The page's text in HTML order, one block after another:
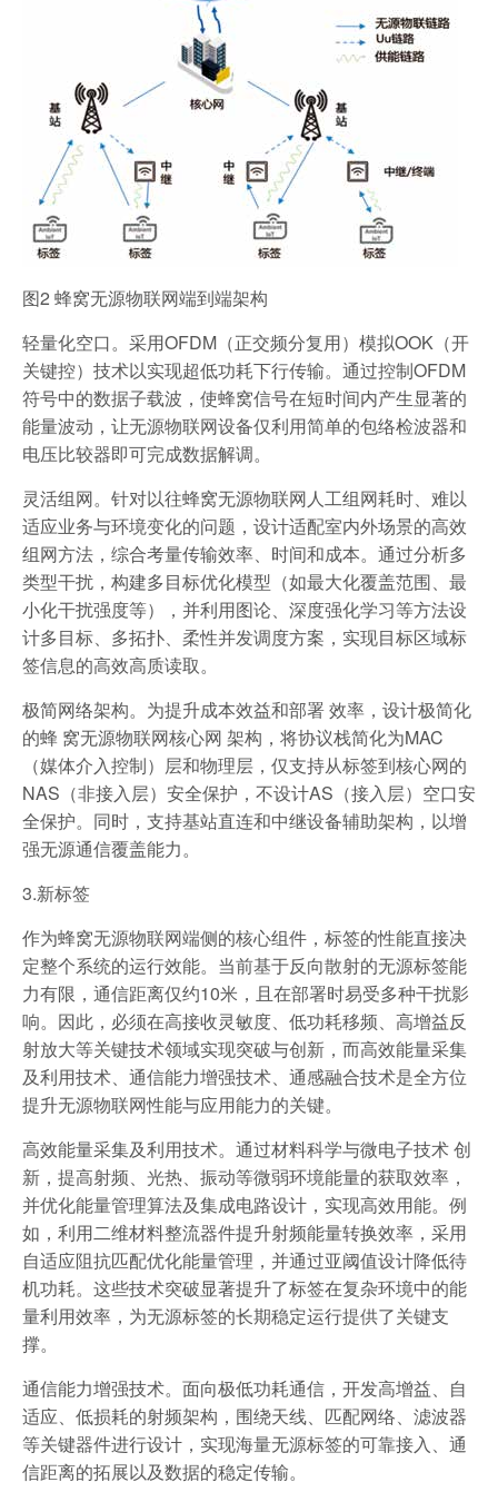
图2 蜂窝无源物联网端到端架构
轻量化空口。采用OFDM（正交频分复用）模拟OOK（开
关键控）技术以实现超低功耗下行传输。通过控制OFDM
符号中的数据子载波，使蜂窝信号在短时间内产生显著的
能量波动，让无源物联网设备仅利用简单的包络检波器和
电压比较器即可完成数据解调。
灵活组网。针对以往蜂窝无源物联网人工组网耗时、难以
适应业务与环境变化的问题，设计适配室内外场景的高效
组网方法，综合考量传输效率、时间和成本。通过分析多
类型干扰，构建多目标优化模型（如最大化覆盖范围、最
小化干扰强度等），并利用图论、深度强化学习等方法设
计多目标、多拓扑、柔性并发调度方案，实现目标区域标
签信息的高效高质读取。
极简网络架构。为提升成本效益和部署 效率，设计极简化
的蜂 窝无源物联网核心网 架构，将协议栈简化为MAC
（媒体介入控制）层和物理层，仅支持从标签到核心网的
NAS（非接入层）安全保护，不设计AS（接入层）空口安
全保护。同时，支持基站直连和中继设备辅助架构，以增
强无源通信覆盖能力。
3.新标签
作为蜂窝无源物联网端侧的核心组件，标签的性能直接决
定整个系统的运行效能。当前基于反向散射的无源标签能
力有限，通信距离仅约10米，且在部署时易受多种干扰影
响。因此，必须在高接收灵敏度、低功耗移频、高增益反
射放大等关键技术领域实现突破与创新，而高效能量采集
及利用技术、通信能力增强技术、通感融合技术是全方位
提升无源物联网性能与应用能力的关键。
高效能量采集及利用技术。通过材料科学与微电子技术 创
新，提高射频、光热、振动等微弱环境能量的获取效率，
并优化能量管理算法及集成电路设计，实现高效用能。例
如，利用二维材料整流器件提升射频能量转换效率，采用
自适应阻抗匹配优化能量管理，并通过亚阈值设计降低待
机功耗。这些技术突破显著提升了标签在复杂环境中的能
量利用效率，为无源标签的长期稳定运行提供了关键支
撑。
通信能力增强技术。面向极低功耗通信，开发高增益、自
适应、低损耗的射频架构，围绕天线、匹配网络、滤波器
等关键器件进行设计，实现海量无源标签的可靠接入、通
信距离的拓展以及数据的稳定传输。